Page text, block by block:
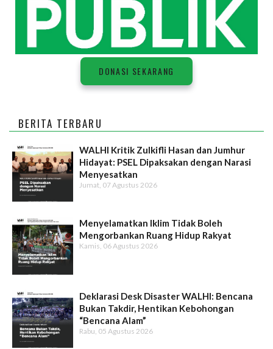
DONASI SEKARANG
BERITA TERBARU
WALHI Kritik Zulkifli Hasan dan Jumhur
Hidayat: PSEL Dipaksakan dengan Narasi
Menyesatkan
Jumat, 07 Agustus 2026
Menyelamatkan Iklim Tidak Boleh
Mengorbankan Ruang Hidup Rakyat
Kamis, 06 Agustus 2026
Deklarasi Desk Disaster WALHI: Bencana
Bukan Takdir, Hentikan Kebohongan
“Bencana Alam”
Rabu, 05 Agustus 2026